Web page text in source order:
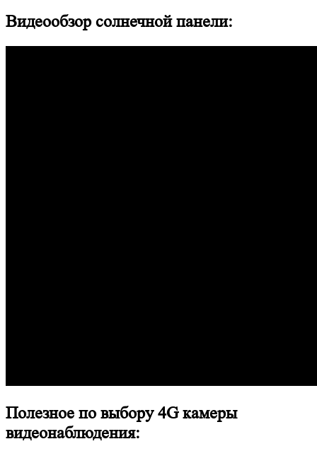
Видеообзор солнечной панели:
Полезное по выбору 4G камеры
видеонаблюдения: